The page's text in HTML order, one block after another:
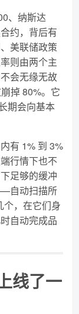
、纳斯达
约，背后有
美联储政策
则由两个主
会无缘无故
掉 80%。它
期会向基本
有 1% 到 3%
行情下也不
足够的缓冲
自动扫描所
个，在它们身
自动完成品
线了一